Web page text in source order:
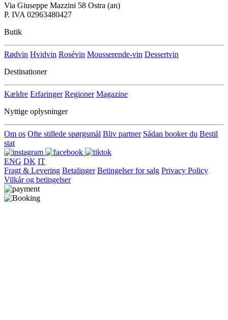
Via Giuseppe Mazzini 58 Ostra (an)
P. IVA 02963480427
Butik
Rødvin Hvidvin Rosévin Mousserende-vin Dessertvin
Destinationer
Kældre Erfaringer Regioner Magazine
Nyttige oplysninger
Om os Ofte stillede spørgsmål Bliv partner Sådan booker du Bestil
stat
ENG DK IT
Fragt & Levering Betalinger Betingelser for salg Privacy Policy
Vilkår og betingelser